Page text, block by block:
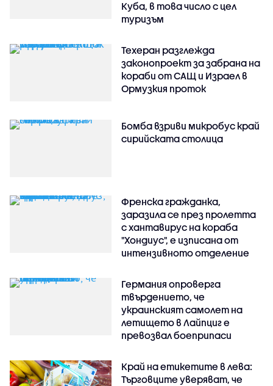
Куба, в това число с цел
туризъм
Техеран разглежда
законопроект за забрана на
кораби от САЩ и Израел в
Ормузкия проток
Бомба взриви микробус край
сирийската столица
Френска гражданка,
заразила се през пролетта
с хантавирус на кораба
"Хондиус", е изписана от
интензивното отделение
Германия опроверга
твърдението, че
украинският самолет на
летището в Лайпциг е
превозвал боеприпаси
Край на етикетите в лева:
Търговците уверяват, че